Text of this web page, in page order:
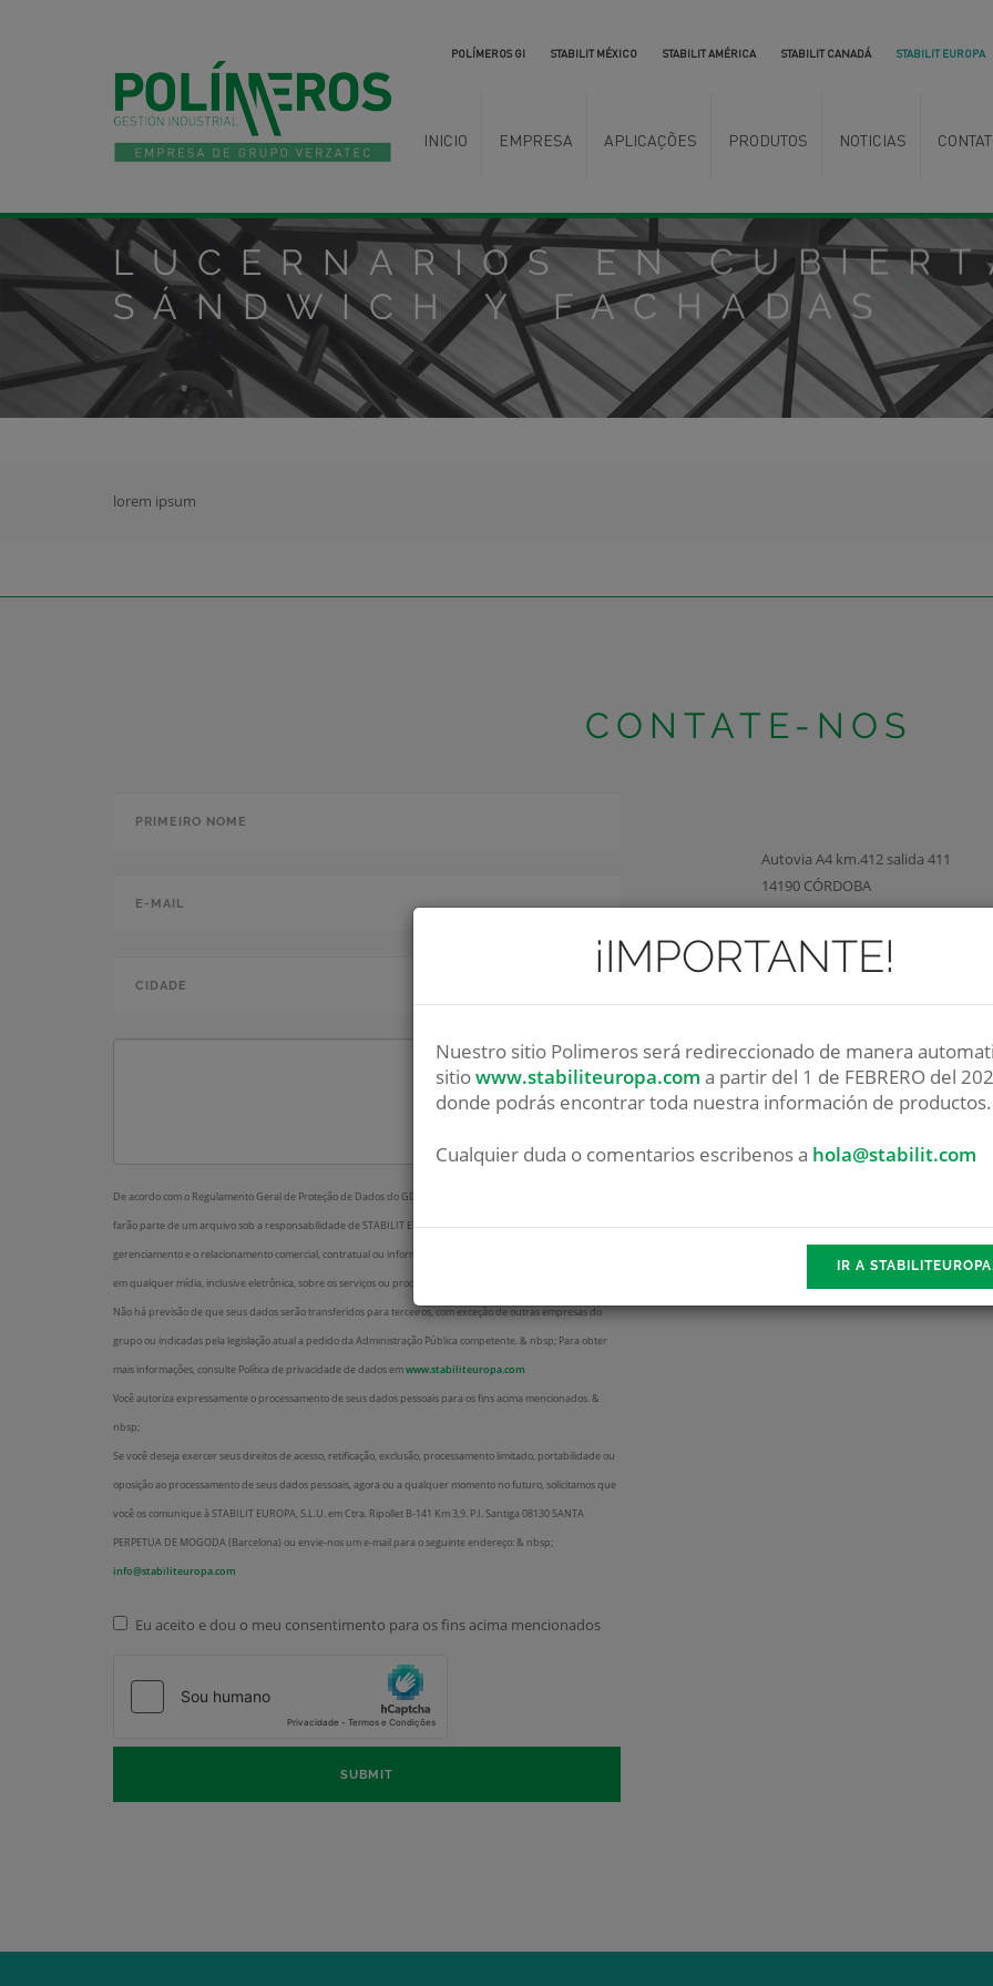
POLÍMEROS GI STABILIT MÉXICO STABILIT AMÉRICA STABILIT CANADÁ STABILIT EUROPA
INICIO EMPRESA APLICAÇÕES PRODUTOS NOTICIAS
LUCERNARIOS EN
SÁNDWICH Y FACHADAS
lorem ipsum
CONTATE-NOS
De acordo com o Regulamento Geral de Proteção de Dados do GDPR), informamos que seus dados pessoais
farão parte de um arquivo sob a responsabilidade de STABILIT EUROPA, S.L.U. Seu objetivo é permitir o
gerenciamento e o relacionamento comercial, contratual ou informativo sobre nossos produtos e / ou serviços
em qualquer mídia, inclusive eletrônica, sobre os serviços ou produtos pelos quais você tem interesse. & nbsp;
Não há previsão de que seus dados serão transferidos para terceiros, com exceção de outras empresas do
grupo ou indicadas pela legislação atual a pedido da Administração Pública competente. & nbsp; Para obter
mais informações, consulte Política de privacidade de dados emwww.stabiliteuropa.com
Você autoriza expressamente o processamento de seus dados pessoais para os fins acima mencionados. &
nbsp;
Se você deseja exercer seus direitos de acesso, retificação, exclusão, processamento limitado, portabilidade ou
oposição ao processamento de seus dados pessoais, agora ou a qualquer momento no futuro, solicitamos que
você os comunique à STABILIT EUROPA, S.L.U. em Ctra. Ripollet B-141 Km 3,9. P.I. Santiga 08130 SANTA
PERPETUA DE MOGODA (Barcelona) ou envie-nos um e-mail para o seguinte endereço: & nbsp;
info@stabiliteuropa.com
Eu aceito e dou o meu consentimento para os fins acima mencionados
SUBMIT
Autovia A4 km.412 salida 411
14190 CÓRDOBA
Teléfono Oficinas Centrales: +34
¡IMPORTANTE!
Nuestro sitio Polimeros será redireccionado de manera
sitiowww.stabiliteuropa.com a partir del 1 de FEBRERO del
donde podrás encontrar toda nuestra información de productos.
Cualquier duda o comentarios escribenos a hola@stabilit.com
IR A